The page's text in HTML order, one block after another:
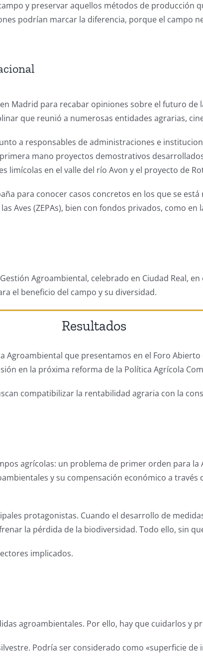
y preservar aquellos métodos de producción
podrían marcar la diferencia, porque el campo
Madrid para recabar opiniones sobre el futuro de
que reunió a numerosas entidades agrarias,
a responsables de administraciones e
mano proyectos demostrativos
limícolas en el valle del río Avon y el proyecto de
para conocer casos concretos en los que se
Aves (ZEPAs), bien con fondos privados, como en
Agroambiental, celebrado en Ciudad Real,
el beneficio del campo y su diversidad.
Resultados
Agroambiental que presentamos en el Foro
en la próxima reforma de la Política Agrícola
compatibilizar la rentabilidad agraria con la
agrícolas: un problema de primer orden para
y su compensación económico a través
protagonistas. Cuando el desarrollo de
la pérdida de la biodiversidad. Todo ello, sin
implicados.
agroambientales. Por ello, hay que cuidarlos y
Podría ser considerado como «superficie